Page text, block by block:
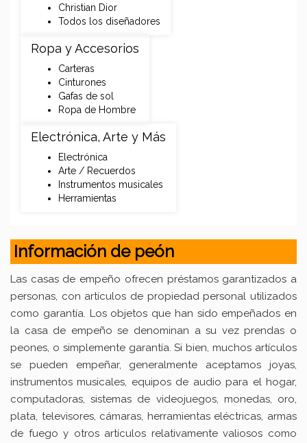
Christian Dior
Todos los diseñadores
Ropa y Accesorios
Carteras
Cinturones
Gafas de sol
Ropa de Hombre
Electrónica, Arte y Más
Electrónica
Arte / Recuerdos
Instrumentos musicales
Herramientas
Información de peón
Las casas de empeño ofrecen préstamos garantizados a
personas, con artículos de propiedad personal utilizados
como garantía. Los objetos que han sido empeñados en
la casa de empeño se denominan a su vez prendas o
peones, o simplemente garantía. Si bien, muchos artículos
se pueden empeñar, generalmente aceptamos joyas,
instrumentos musicales, equipos de audio para el hogar,
computadoras, sistemas de videojuegos, monedas, oro,
plata, televisores, cámaras, herramientas eléctricas, armas
de fuego y otros artículos relativamente valiosos como